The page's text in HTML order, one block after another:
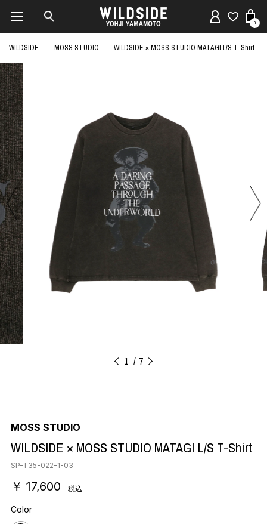
0
WILDSIDE MOSS STUDIO WILDSIDE × MOSS STUDIO MATAGI L/S T-Shirt
1 7
MOSS STUDIO
WILDSIDE × MOSS STUDIO MATAGI L/S T-Shirt
SP-T35-022-1-03
￥ 17,600 税込
Color